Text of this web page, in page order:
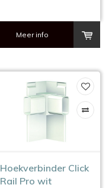
Meer info
Hoekverbinder Click
Rail Pro wit